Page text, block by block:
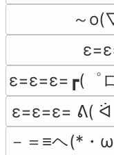
～
ε=ε=ε=┏(゜
ε=ε=ε= ᕕ(
－＝≡ヘ(*・